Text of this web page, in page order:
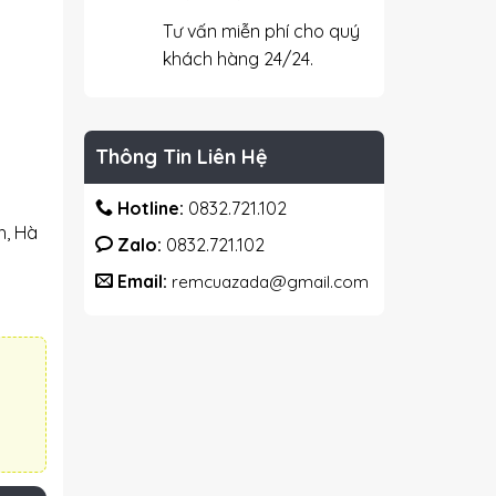
Tư vấn miễn phí cho quý
khách hàng 24/24.
Thông Tin Liên Hệ
Hotline: 0832.721.102
Zalo: 0832.721.102
Email: remcuazada@gmail.com
Hà